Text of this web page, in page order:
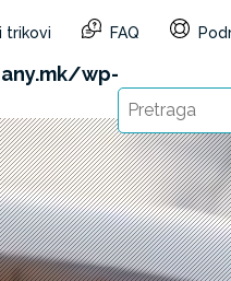
Failed to
wp-
trikovi FAQ